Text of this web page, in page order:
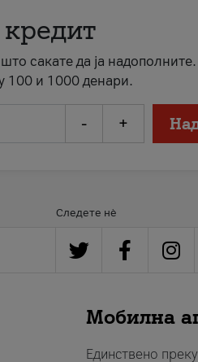
што сакате да ја
100 и 1000 денари.
- +
Следете нè
Мобилна
Единствено